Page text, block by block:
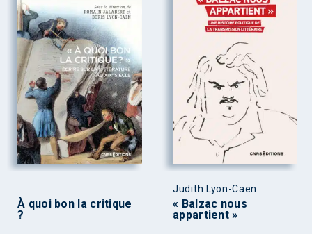
À quoi bon la critique
?
Judith Lyon-Caen
« Balzac nous
appartient »